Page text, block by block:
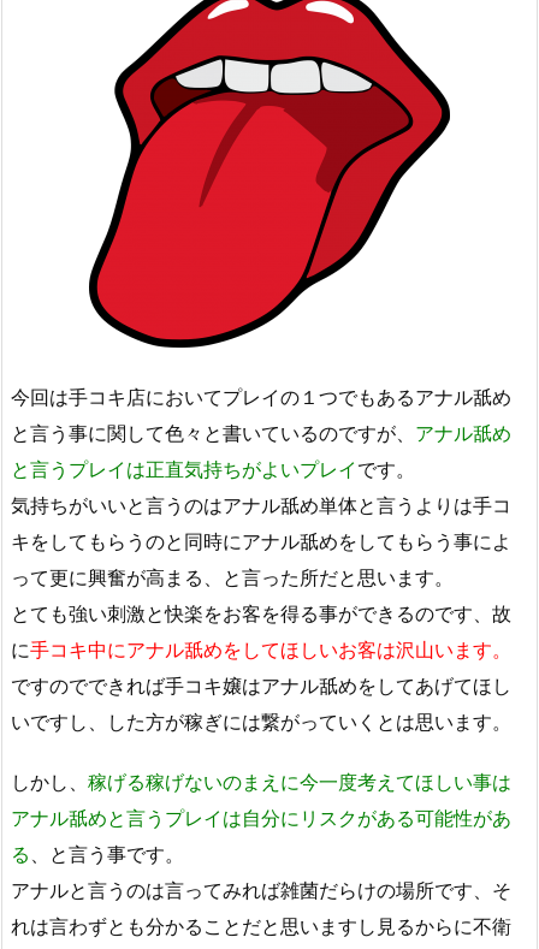
今回は手コキ店においてプレイの１つでもあるアナル舐め
と言う事に関して色々と書いているのですが、 アナル舐め
と言うプレイは正直気持ちがよいプレイ です。
気持ちがいいと言うのはアナル舐め単体と言うよりは手コ
キをしてもらうのと同時にアナル舐めをしてもらう事によ
って更に興奮が高まる、と言った所だと思います。
とても強い刺激と快楽をお客を得る事ができるのです、故
に手コキ中にアナル舐めをしてほしいお客は沢山います。
ですのでできれば手コキ嬢はアナル舐めをしてあげてほし
いですし、した方が稼ぎには繋がっていくとは思います。
しかし、 稼げる稼げないのまえに今一度考えてほしい事は
アナル舐めと言うプレイは自分にリスクがある可能性があ
る 、と言う事です。
アナルと言うのは言ってみれば雑菌だらけの場所です、そ
れは言わずとも分かることだと思いますし見るからに不衛